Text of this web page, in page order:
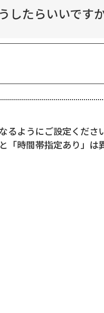
したらいいです
ようにご設定ください
「時間帯指定あり」は